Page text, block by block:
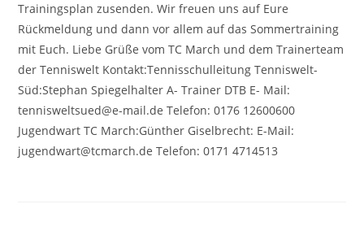
Trainingsplan zusenden. Wir freuen uns auf Eure
Rückmeldung und dann vor allem auf das Sommertraining
mit Euch. Liebe Grüße vom TC March und dem Trainerteam
der Tenniswelt Kontakt:Tennisschulleitung Tenniswelt-
Süd:Stephan Spiegelhalter A- Trainer DTB E- Mail:
tennisweltsued@e-mail.de Telefon: 0176 12600600
Jugendwart TC March:Günther Giselbrecht: E-Mail:
jugendwart@tcmarch.de Telefon: 0171 4714513